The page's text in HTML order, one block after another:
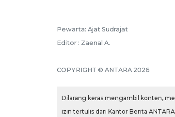
Pewarta: Ajat Sudrajat
Editor : Zaenal A.
COPYRIGHT © ANTARA 2026
Dilarang keras mengambil konten,
izin tertulis dari Kantor Berita